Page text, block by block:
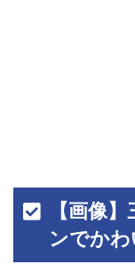
【画像
ンでかわ